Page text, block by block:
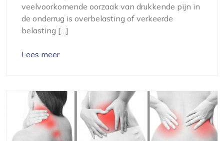
veelvoorkomende oorzaak van drukkende pijn in
de onderrug is overbelasting of verkeerde
belasting […]
Lees meer